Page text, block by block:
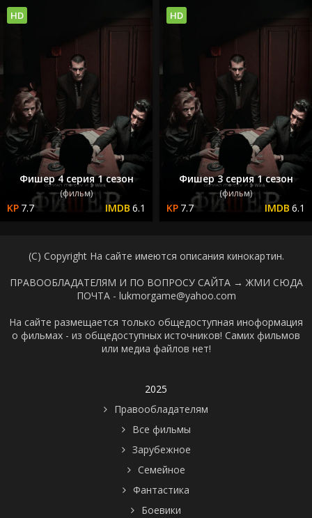
Фишер 4 серия 1 сезон
(фильм)
7.7 6.1
HD
Фишер 3 серия 1 сезон
(фильм)
7.7 6.1
HD
(C) Copyright На сайте имеются описания кинокартин.
ПРАВООБЛАДАТЕЛЯМ И ПО ВОПРОСУ САЙТА → ЖМИ СЮДА
ПОЧТА - lukmorgame@yahoo.com
На сайте размещается только общедоступная иноформация
о фильмах - из общедоступных источников! Самих фильмов
или медиа файлов нет!
2025
Правообладателям
Все фильмы
Зарубежное
Семейное
Фантастика
Боевики